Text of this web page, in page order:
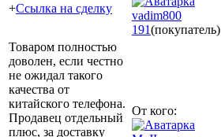
+Ссылка на сделку
vadim800
191(покупатель)
Товаром полностью
доволен, если честно
не ожидал такого
качества от
китайского телефона.
Продавец отдельный
плюс, за доставку
От кого: